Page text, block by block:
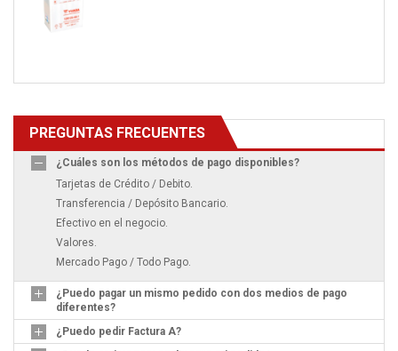
PREGUNTAS FRECUENTES
¿Cuáles son los métodos de pago disponibles?
Tarjetas de Crédito / Debito.
Transferencia / Depósito Bancario.
Efectivo en el negocio.
Valores.
Mercado Pago / Todo Pago.
¿Puedo pagar un mismo pedido con dos medios de pago
diferentes?
¿Puedo pedir Factura A?